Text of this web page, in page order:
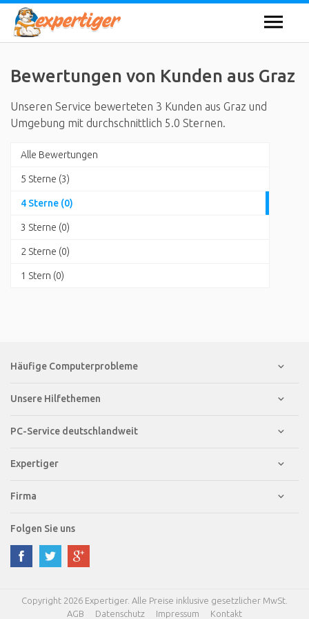
Bewertungen von Kunden aus Graz
Unseren Service bewerteten 3 Kunden aus Graz und
Umgebung mit durchschnittlich 5.0 Sternen.
Alle Bewertungen
5 Sterne (3)
4 Sterne (0)
3 Sterne (0)
2 Sterne (0)
1 Stern (0)
Häufige Computerprobleme
Unsere Hilfethemen
PC-Service deutschlandweit
Expertiger
Firma
Folgen Sie uns
Copyright 2026 Expertiger. Alle Preise inklusive gesetzlicher MwSt.
AGB
Datenschutz Impressum Kontakt